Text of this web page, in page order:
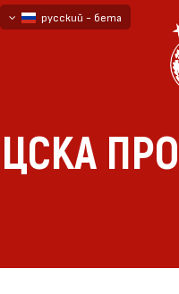
русский - бета
ЦСКА